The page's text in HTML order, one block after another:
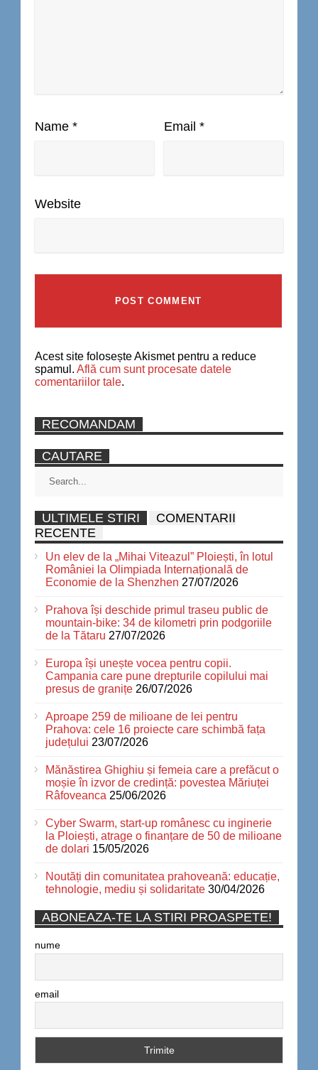
Name * Email *
Website
Acest site folosește Akismet pentru a reduce
spamul. Află cum sunt procesate datele
comentariilor tale.
RECOMANDAM
CAUTARE
ULTIMELE STIRI
COMENTARII
RECENTE
Un elev de la „Mihai Viteazul” Ploiești, în lotul
României la Olimpiada Internațională de
Economie de la Shenzhen 27/07/2026
Prahova își deschide primul traseu public de
mountain-bike: 34 de kilometri prin podgoriile
de la Tătaru 27/07/2026
Europa își unește vocea pentru copii.
Campania care pune drepturile copilului mai
presus de granițe 26/07/2026
Aproape 259 de milioane de lei pentru
Prahova: cele 16 proiecte care schimbă fața
județului 23/07/2026
Mănăstirea Ghighiu și femeia care a prefăcut o
moșie în izvor de credință: povestea Măriuței
Râfoveanca 25/06/2026
Cyber Swarm, start-up românesc cu inginerie
la Ploiești, atrage o finanțare de 50 de milioane
de dolari 15/05/2026
Noutăți din comunitatea prahoveană: educație,
tehnologie, mediu și solidaritate 30/04/2026
ABONEAZA-TE LA STIRI PROASPETE!
nume
email